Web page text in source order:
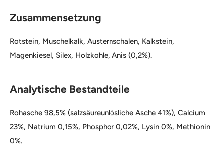
Zusammensetzung
Rotstein, Muschelkalk, Austernschalen, Kalkstein,
Magenkiesel, Silex, Holzkohle, Anis (0,2%).
Analytische Bestandteile
Rohasche 98,5% (salzsäureunlösliche Asche 41%), Calcium
23%, Natrium 0,15%, Phosphor 0,02%, Lysin 0%, Methionin
0%.